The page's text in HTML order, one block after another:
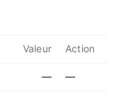
Valeur Action
— —